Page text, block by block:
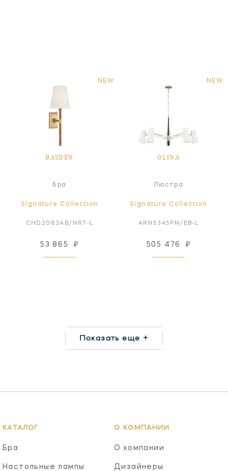
NEW
BASDEN
Бра
Signature Collection
CHD2083AB/NRT-L
53 865 ₽
NEW
OLINA
Люстра
Signature Collection
ARN5345PN/EB-L
505 476 ₽
Показать еще +
КАТАЛОГ
Бра
Настольные лампы
О КОМПАНИИ
О компании
Дизайнеры